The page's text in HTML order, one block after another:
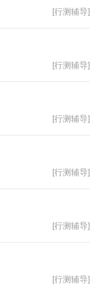
[行测辅导]
[行测辅导]
[行测辅导]
[行测辅导]
[行测辅导]
[行测辅导]